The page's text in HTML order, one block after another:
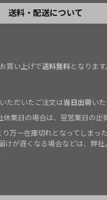
送料・配送について
買い上げで送料無料となります
ただいたご注文は当日出荷いた
業日の場合は、翌営業日の出
万一在庫切れとなってしまっ
けが遅くなる場合などは、弊